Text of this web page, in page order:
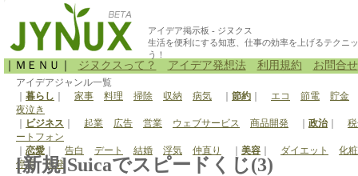
アイデア掲示板 - ジヌクス
生活を便利にする知恵、仕事の効率を上げるテクニ
う！
｜ＭＥＮＵ｜ ジヌクスって？ アイデア発想法 利用規約 お問合せ
アイデアジャンル一覧
暮らし 家事 料理 掃除 収納 病気 節約 エコ 節電
貯金
夜泣き
ビジネス 起業 広告 営業 ウェブサービス 商品開発 政治｜
ートフォン
恋愛 告白 デート 結婚 浮気 仲直り 美容 ダイエット
化
停電
原発
[新規]Suicaでスピードくじ(3)